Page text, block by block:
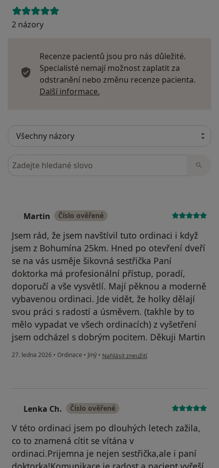
2 názory
Recenze pacientů jsou pro nás důležité.
Specialisté nemají možnost zaplatit za
odstranění nebo změnu recenze pacienta.
Další informace.
Hledejte v názorech
Martin Číslo ověřené
Jsem rád, že jsem navštívil tuto ordinaci i když
jsem z Bohumína 25km. Hned po otevření dveří
se na vás usměje šikovná sestřička Paní
doktorka má profesionální přístup, poradí,
doporučí a vše vysvětlí. Mají pěknou a moderně
vybavenou ordinaci. Jde vidět, že holky dělají
svou práci s radostí a úsměvem. (takhle by to
mělo vypadat ve všech ordinacích) z vyšetření
jsem odcházel s dobrým pocitem. Děkuji Martin
27. ledna 2026 • Ordinace • Jiný • podle názoru uživatele Martin
Nahlásit zneužití
Lenka Ch. Číslo ověřené
V této ordinaci jsem po dlouhých letech zažila,
co to znamená cítit se vítána v
ordinaci.Prijemna je nejen sestřička,ale i paní